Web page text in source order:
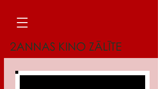
2ANNAS KINO ZĀLĪTE